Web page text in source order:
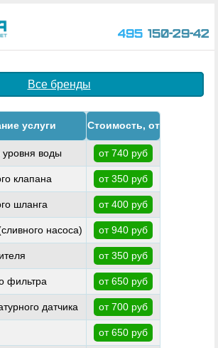
495 150-29-42
Все бренды
услуги Стоимость, от
воды от 740 руб
клапана от 350 руб
шланга от 400 руб
насоса) от 940 руб
от 350 руб
фильтра от 650 руб
датчика от 700 руб
от 650 руб